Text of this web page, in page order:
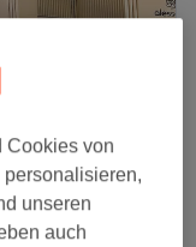
anzeigen
35 €
Cookies von
personalisieren,
unseren
auch